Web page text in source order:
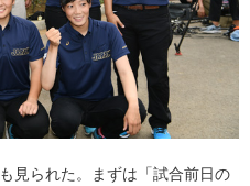
見られた。まずは「試合前日の